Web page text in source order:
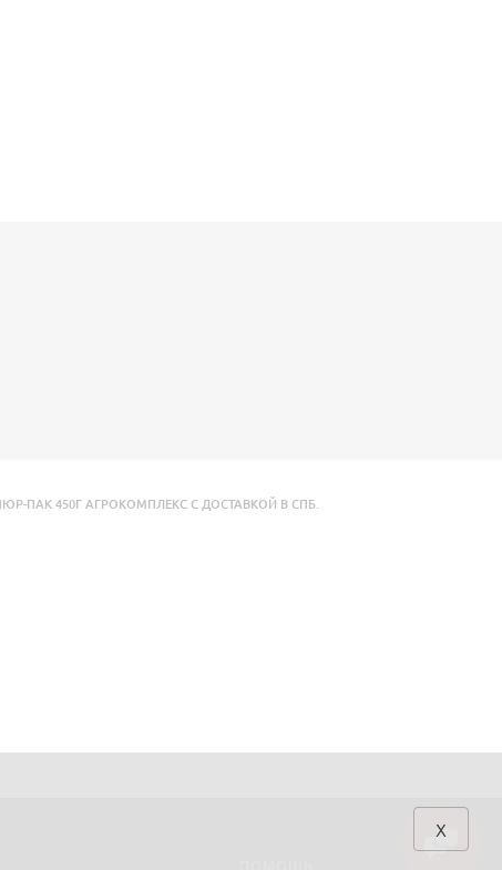
ПАК 450Г АГРОКОМПЛЕКС С ДОСТАВКОЙ В СПБ.
x